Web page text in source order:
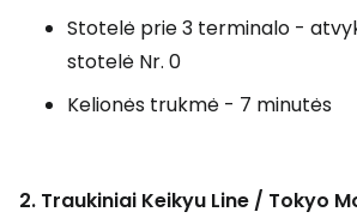
Stotelė prie 3 terminalo -
stotelė Nr. 0
Kelionės trukmė - 7 minutės
2. Traukiniai Keikyu Line / Tokyo